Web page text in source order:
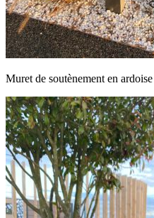
Muret de soutènement en ardoise